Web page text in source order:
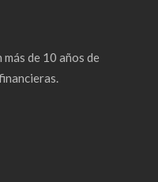
de 10 años de